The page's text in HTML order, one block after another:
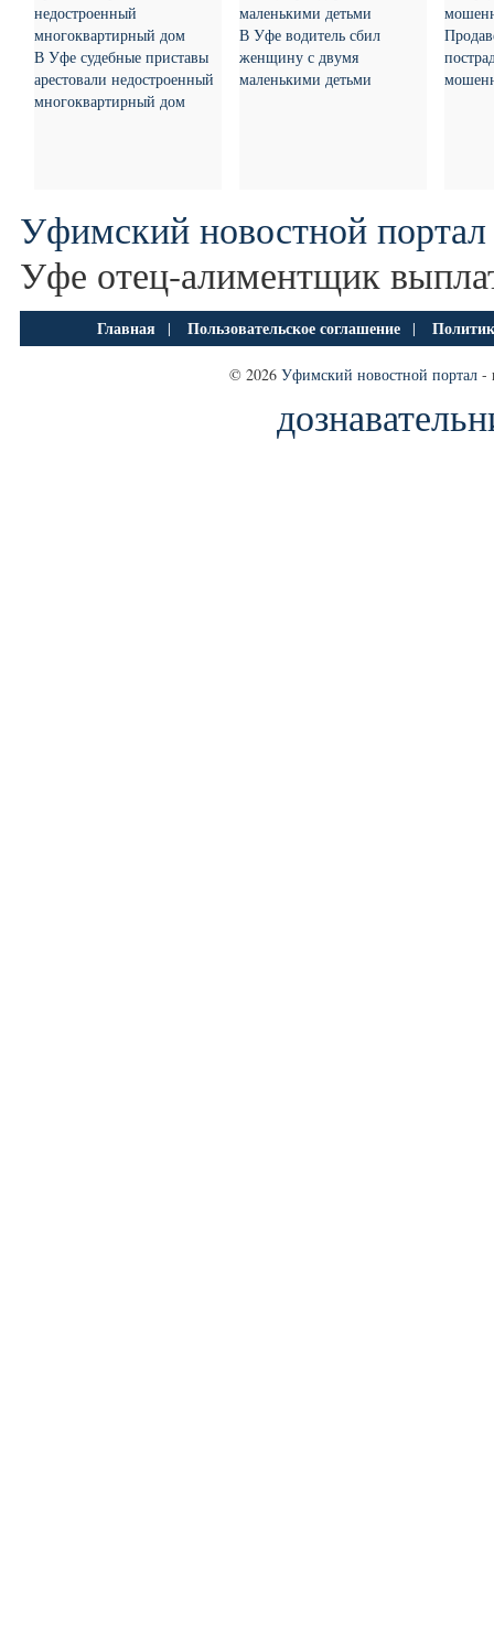
В Уфе судебные приставы
арестовали недостроенный
многоквартирный дом
В Уфе водитель сбил
женщину с двумя
маленькими детьми
Уфимский новостной портал
Уфе отец-алиментщик
Главная | Пользовательское соглашение |
© 2026 Уфимский новостной портал -